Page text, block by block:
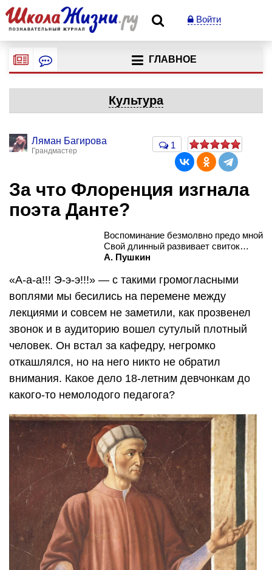
Войти
ГЛАВНОЕ
Культура
Ляман Багирова
Грандмастер
1
За что Флоренция изгнала
поэта Данте?
Воспоминание безмолвно предо мной
Свой длинный развивает свиток…
А. Пушкин
«А-а-а!!! Э-э-э!!!» — с такими громогласными
воплями мы бесились на перемене между
лекциями и совсем не заметили, как прозвенел
звонок и в аудиторию вошел сутулый плотный
человек. Он встал за кафедру, негромко
откашлялся, но на него никто не обратил
внимания. Какое дело 18-летним девчонкам до
какого-то немолодого педагога?